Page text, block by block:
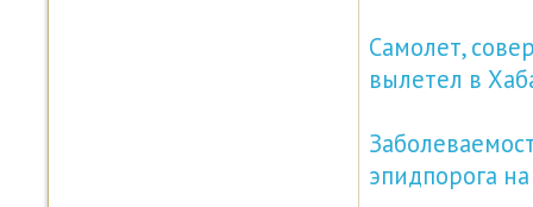
Самолет,
вылетел в
эпидпорога